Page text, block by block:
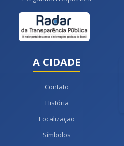
A CIDADE
Contato
História
Localização
Símbolos